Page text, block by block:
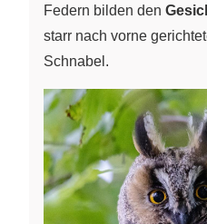
Federn bilden den
starr nach vorne
Schnabel.